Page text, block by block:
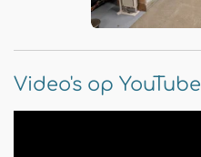
Video's op YouTube